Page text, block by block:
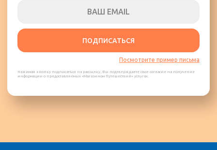
ПОДПИСАТЬСЯ
Посмотрите пример письма
Нажимая кнопку подписаться на рассылку, Вы подтверждаете свое согласие на получение
информации о предоставляемых «Магазином Путешествий» услугах.